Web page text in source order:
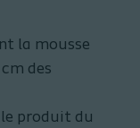
la mousse
des
produit du